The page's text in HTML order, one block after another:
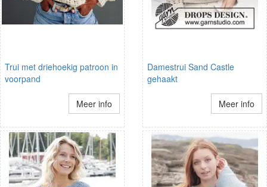
Trui met driehoekig patroon in
voorpand
Meer info
Damestrui Sand Castle
gehaakt
Meer info